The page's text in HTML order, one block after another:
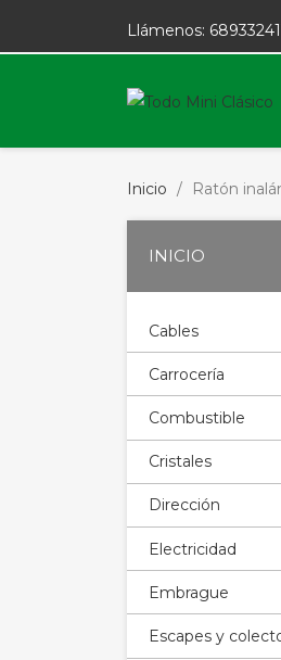
Llámenos:
Inicio Ratón
INICIO
Cables
Carrocería
Combustible
Cristales
Dirección
Electricidad
Embrague
Escapes y